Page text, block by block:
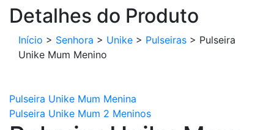
Detalhes do Produto
Início > Senhora > Unike > Pulseiras > Pulseira
Unike Mum Menino
Pulseira Unike Mum Menina
Pulseira Unike Mum 2 Meninos